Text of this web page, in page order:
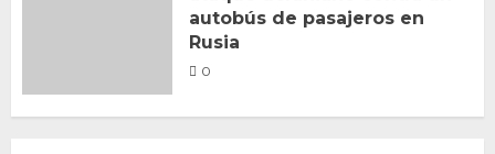
autobús de pasajeros en
Rusia
0